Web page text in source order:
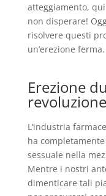
atteggiamento,
non disperare!
risolvere questi
un’erezione ferma.
Erezione
revoluzione
L’industria
ha
sessuale nella
Mentre i nostri
dimenticare tali